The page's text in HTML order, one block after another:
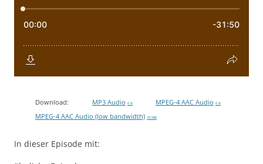
Download: MP3 Audio 0 B MPEG-4 AAC Audio 0 B
MPEG-4 AAC Audio (low bandwidth) 10 MB
In dieser Episode mit: